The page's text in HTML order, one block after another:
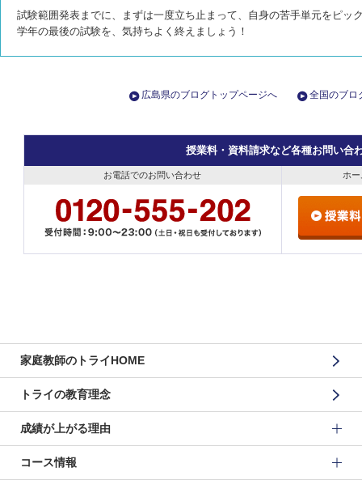
試験範囲発表までに、まずは一度立ち止まって、自身の苦手単元をピッ
学年の最後の試験を、気持ちよく終えましょう！
広島県のブログトップページへ 全国のブロ
授業料・資料請求など各種お問い合
お電話でのお問い合わせ ホ
家庭教師のトライHOME
トライの教育理念
成績が上がる理由
コース情報